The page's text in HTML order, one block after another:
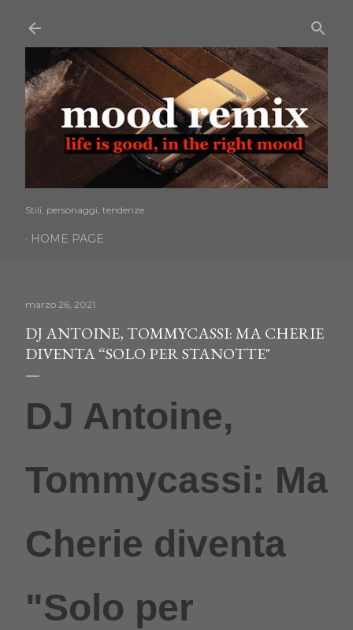
Stili, personaggi, tendenze
HOME PAGE
marzo 26, 2021
DJ ANTOINE, TOMMYCASSI: MA CHERIE
DIVENTA “SOLO PER STANOTTE"
DJ Antoine,
Tommycassi: Ma
Cherie diventa
"Solo per